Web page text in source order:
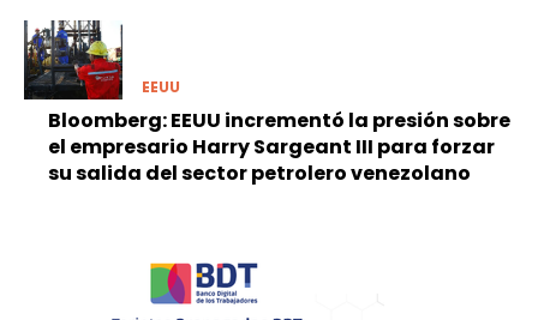
EEUU
Bloomberg: EEUU incrementó la presión sobre
el empresario Harry Sargeant III para forzar
su salida del sector petrolero venezolano